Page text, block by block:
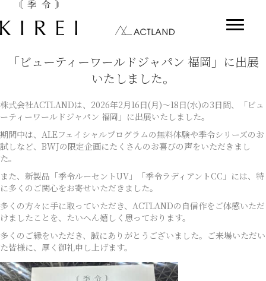
「ビューティーワールドジャパン 福岡」に出展
いたしました。
株式会社ACTLANDは、2026年2月16日(月)～18日(水)の3日間、「ビュ
ーティーワールドジャパン 福岡」に出展いたしました。
期間中は、ALEフェイシャルプログラムの無料体験や季令シリーズのお
試しなど、BWJの限定企画にたくさんのお喜びの声をいただきまし
た。
また、新製品「季令ルーセントUV」「季令ラディアントCC」には、特
に多くのご関心をお寄せいただきました。
多くの方々に手に取っていただき、ACTLANDの自信作をご体感いただ
けましたことを、たいへん嬉しく思っております。
多くのご縁をいただき、誠にありがとうございました。ご来場いただい
た皆様に、厚く御礼申し上げます。